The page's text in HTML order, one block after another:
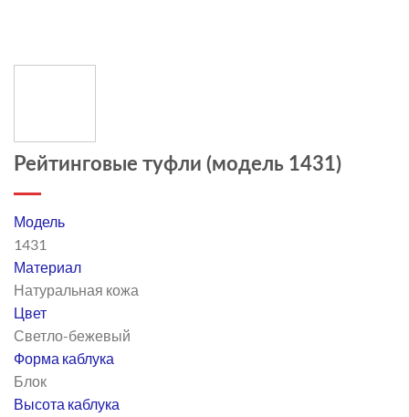
Рейтинговые туфли (модель 1431)
Модель
1431
Материал
Натуральная кожа
Цвет
Светло-бежевый
Форма каблука
Блок
Высота каблука